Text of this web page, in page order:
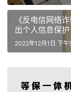
《反电信网络
出个人信息保护
2022年12月1日 下午